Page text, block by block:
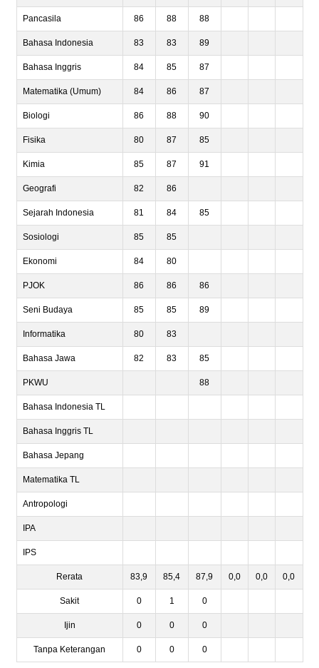
Pancasila 86 88 88
Bahasa Indonesia 83 83 89
Bahasa Inggris 84 85 87
Matematika (Umum) 84 86 87
Biologi 86 88 90
Fisika 80 87 85
Kimia 85 87 91
Geografi 82 86
Sejarah Indonesia 81 84 85
Sosiologi 85 85
Ekonomi 84 80
PJOK 86 86 86
Seni Budaya 85 85 89
Informatika 80 83
Bahasa Jawa 82 83 85
PKWU 88
Bahasa Indonesia TL
Bahasa Inggris TL
Bahasa Jepang
Matematika TL
Antropologi
IPA
IPS
Rerata 83,9 85,4 87,9 0,0 0,0 0,0
Sakit 0 1 0
Ijin 0 0 0
Tanpa Keterangan 0 0 0